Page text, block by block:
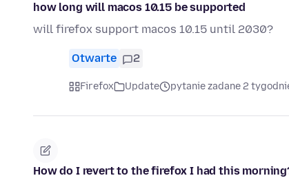
how long will macos 10.15 be supported
will firefox support macos 10.15 until 2030?
Otwarte 2
Firefox Update pytanie zadane 2
How do I revert to the firefox I had this